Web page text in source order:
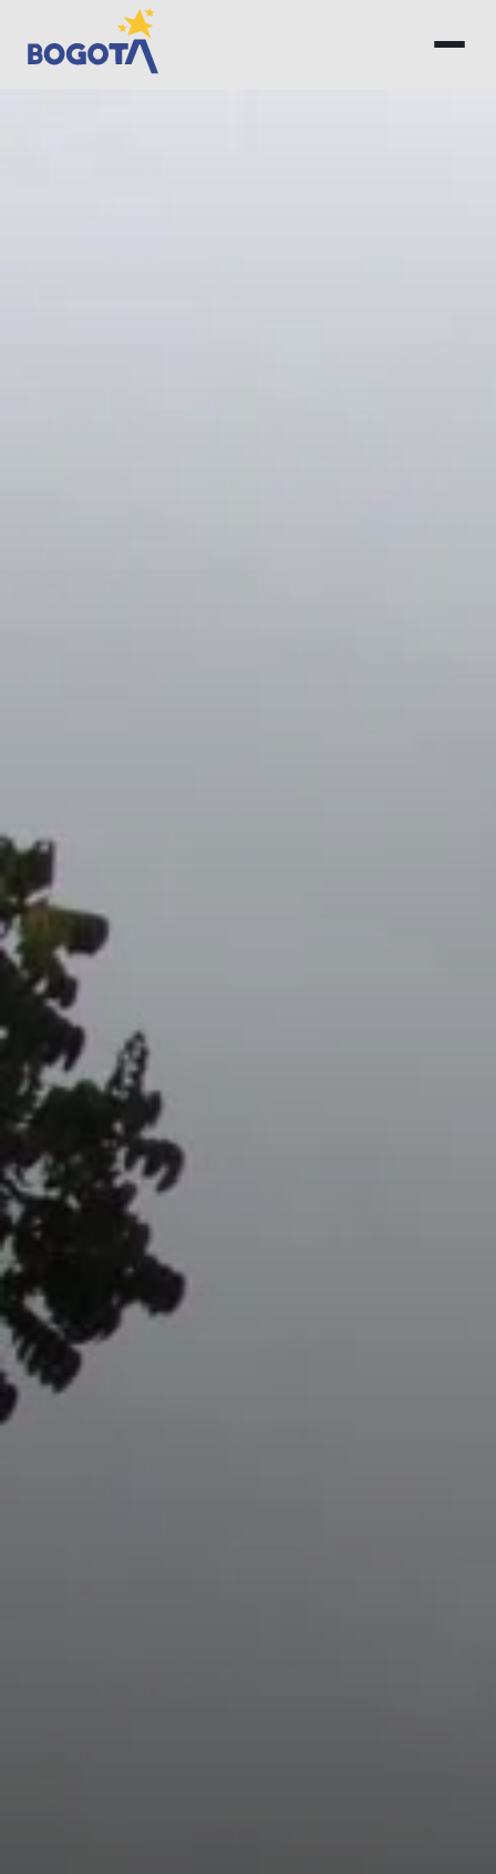
Saltar al contenido principal